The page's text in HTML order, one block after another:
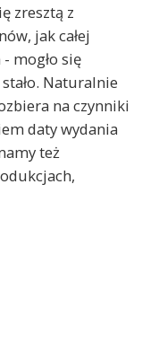
zresztą z
jak całej
mogło się
Naturalnie
na czynniki
daty wydania
też